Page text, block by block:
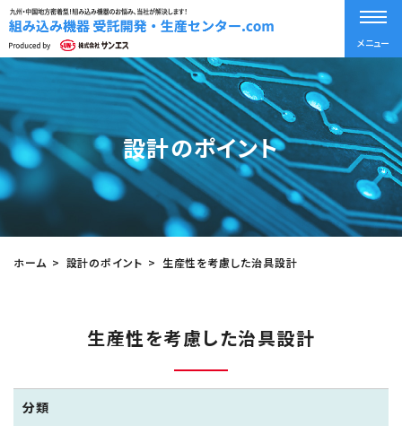
メニュー
設計のポイント
ホーム 設計のポイント 生産性を考慮した治具設計
生産性を考慮した治具設計
分類